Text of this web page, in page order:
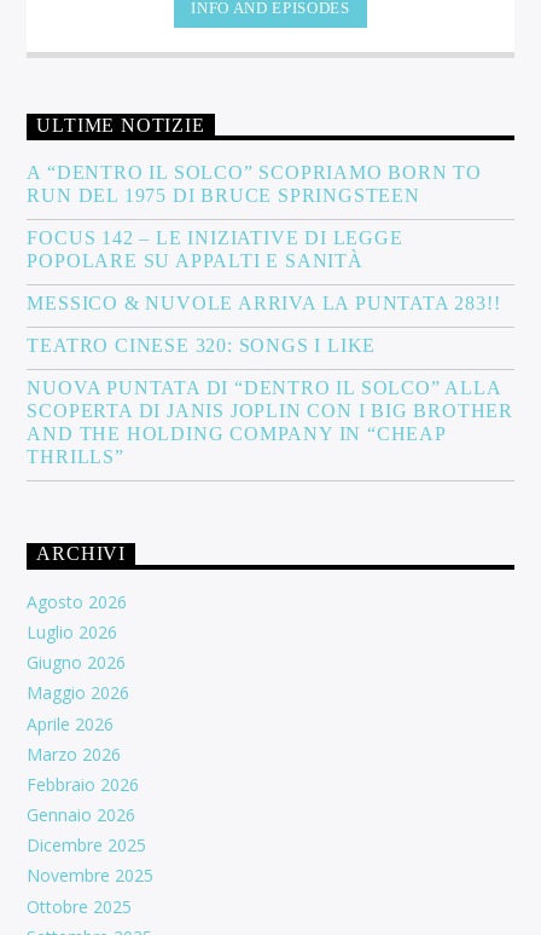
INFO AND EPISODES
ULTIME NOTIZIE
A “DENTRO IL SOLCO” SCOPRIAMO BORN TO
RUN DEL 1975 DI BRUCE SPRINGSTEEN
FOCUS 142 – LE INIZIATIVE DI LEGGE
POPOLARE SU APPALTI E SANITÀ
MESSICO & NUVOLE ARRIVA LA PUNTATA 283!!
TEATRO CINESE 320: SONGS I LIKE
NUOVA PUNTATA DI “DENTRO IL SOLCO” ALLA
SCOPERTA DI JANIS JOPLIN CON I BIG BROTHER
AND THE HOLDING COMPANY IN “CHEAP
THRILLS”
ARCHIVI
Agosto 2026
Luglio 2026
Giugno 2026
Maggio 2026
Aprile 2026
Marzo 2026
Febbraio 2026
Gennaio 2026
Dicembre 2025
Novembre 2025
Ottobre 2025